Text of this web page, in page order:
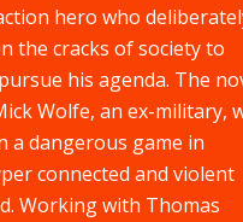
hero who
the cracks of society to
his agenda. The
Wolfe, an ex-military,
a dangerous game in
connected and violent
Working with Thomas